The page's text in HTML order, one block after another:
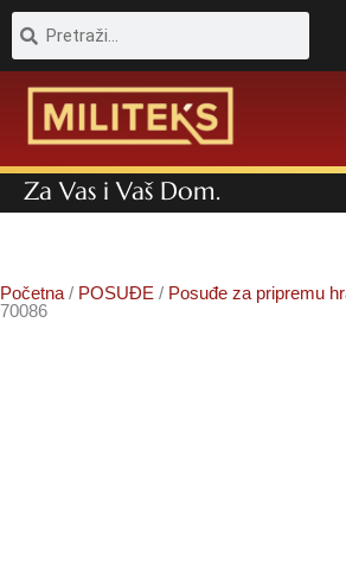
Pretraga
Za Vas i Vaš Dom.
Početna / POSUĐE / Posuđe za pripremu
70086